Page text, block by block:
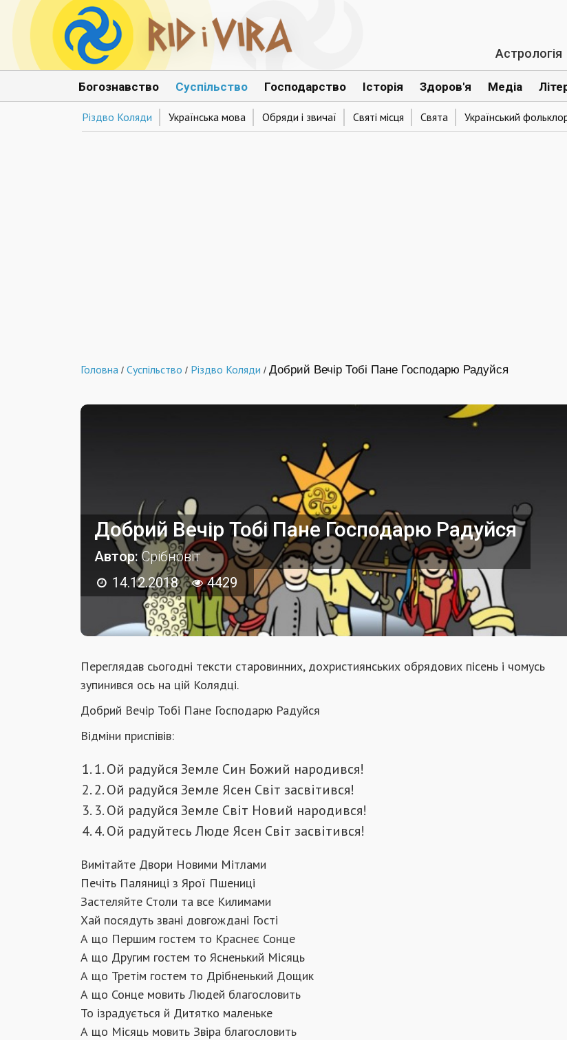
Астрологія
Богознавство Суспільство
Різдво Коляди Українська мова Обряди і звичаї Святі місця Свята Український
Господарство Історія Здоров'я Медіа
Головна / Суспільство / Різдво Коляди / Добрий Вечір Тобі Пане Господарю Радуйся
Добрий Вечір Тобі Пане Господарю Радуйся
Автор:Срібновіт
14.12.2018
4429
Переглядав сьогодні тексти старовинних, дохристиянських обрядових пісень і чомусь
зупинився ось на цій Колядці.
Добрий Вечір Тобі Пане Господарю Радуйся
Відміни приспівів:
1. Ой радуйся Земле Син Божий народився!
2. Ой радуйся Земле Ясен Світ засвітився!
3. Ой радуйся Земле Світ Новий народився!
4. Ой радуйтесь Люде Ясен Світ засвітився!
Вимітайте Двори Новими Мітлами
Печіть Паляниці з Ярої Пшениці
Застеляйте Столи та все Килимами
Xай посядуть звані довгождані Гості
А що Першим гостем то Краснеє Сонце
А що Другим гостем то Ясненький Місяць
А що Третім гостем то Дрібненький Дощик
А що Сонце мовить Людей благословить
То ізрадується й Дитятко маленьке
А що Місяць мовить Звіра благословить